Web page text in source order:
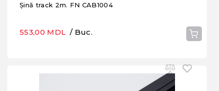
Șină track 2m. FN CAB1004
553,00 MDL / Buc.